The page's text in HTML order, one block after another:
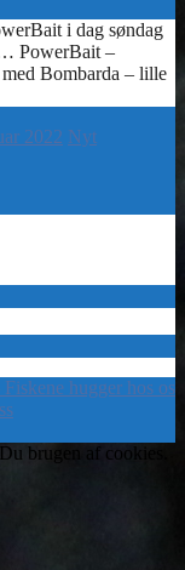
2022 Nyt
hugger hos os
brugen af cookies.